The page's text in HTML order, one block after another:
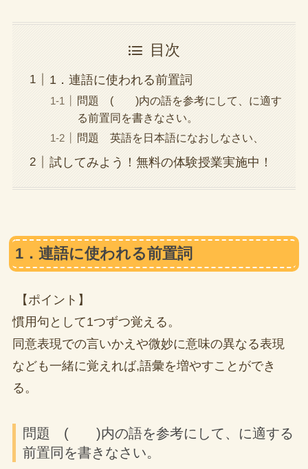
目次
1．連語に使われる前置詞
問題 ( )内の語を参考にして、に適す
る前置同を書きなさい。
問題 英語を日本語になおしなさい、
試してみよう！無料の体験授業実施中！
1．連語に使われる前置詞
【ポイント】
慣用句として1つずつ覚える。
同意表現での言いかえや微妙に意味の異なる表現
なども一緒に覚えれば,語彙を増やすことができ
る。
問題 ( )内の語を参考にして、に適する
前置同を書きなさい。